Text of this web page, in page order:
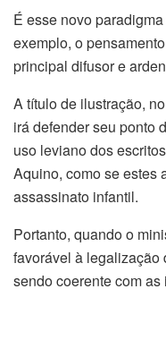
É esse novo
exemplo, o
principal difusor e
A título de ilustração,
irá defender seu ponto
uso leviano dos
Aquino, como se estes
assassinato infantil.
Portanto, quando o
favorável à legalização
sendo coerente com